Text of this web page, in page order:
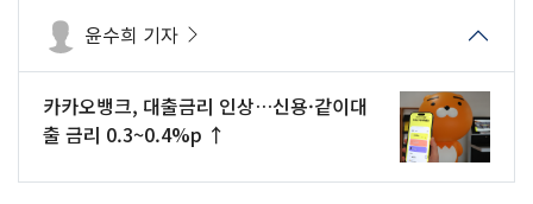
윤수희 기자
카카오뱅크, 대출금리 인상…신용·같이대
출 금리 0.3~0.4%p ↑